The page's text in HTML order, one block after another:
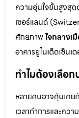
ความอุ่นใจขั้นสูงสุ
เซอร์แลนด์
ศักยภาพใจกลางเ
อาคารยูไนเต็ดเซ็นเ
ทำไมต้องเลือ
หลายคนอาจคุ้นเคย
เวลาทำการและคว